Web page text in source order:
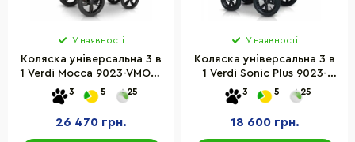
У наявності
Коляска універсальна 3 в
1 Verdi Mocca 9023-VMOC-
14 коричнева
3 5 25
26 470 грн.
У наявності
Коляска універсальна 3 в
1 Verdi Sonic Plus 9023-
VSP-05 бежевий
3 5 25
18 600 грн.